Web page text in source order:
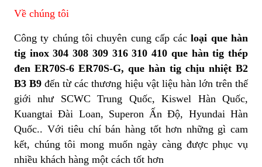
Về chúng tôi
Công ty chúng tôi chuyên cung cấp cácloại que hàn
tig inox 304 308 309 316 310 410 que hàn tig thép
đen ER70S-6 ER70S-G, que hàn tig chịu nhiệt B2
B3 B9 đến từ các thương hiệu vật liệu hàn lớn trên thế
giới như SCWC Trung Quốc, Kiswel Hàn Quốc,
Kuangtai Đài Loan, Superon Ấn Độ, Hyundai Hàn
Quốc.. Với tiêu chí bán hàng tốt hơn những gì cam
kết, chúng tôi mong muốn ngày càng được phục vụ
nhiều khách hàng một cách tốt hơn